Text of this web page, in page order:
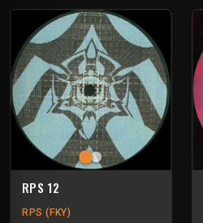
RPS 12
RPS (FKY)